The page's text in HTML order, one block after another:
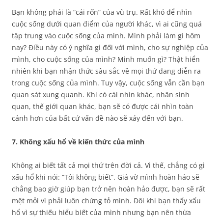
Bạn không phải là “cái rốn” của vũ trụ. Rất khó để nhìn
cuộc sống dưới quan điểm của người khác, vì ai cũng quá
tập trung vào cuộc sống của mình. Mình phải làm gì hôm
nay? Điều này có ý nghĩa gì đối với mình, cho sự nghiệp của
mình, cho cuộc sống của mình? Mình muốn gì? Thật hiển
nhiên khi bạn nhận thức sâu sắc về mọi thứ đang diễn ra
trong cuộc sống của mình. Tuy vậy, cuộc sống vẫn cần bạn
quan sát xung quanh. Khi có cái nhìn khác, nhân sinh
quan, thế giới quan khác, bạn sẽ có được cái nhìn toàn
cảnh hơn của bất cứ vấn đề nào sẽ xảy đến với bạn.
7. Không xấu hổ về kiến thức của mình
Không ai biết tất cả mọi thứ trên đời cả. Vì thế, chẳng có gì
xấu hổ khi nói: “Tôi không biết”. Giả vờ mình hoàn hảo sẽ
chẳng bao giờ giúp bạn trở nên hoàn hảo được, bạn sẽ rất
mệt mỏi vì phải luôn chứng tỏ mình. Đôi khi bạn thấy xấu
hổ vì sự thiếu hiểu biết của mình nhưng bạn nên thừa